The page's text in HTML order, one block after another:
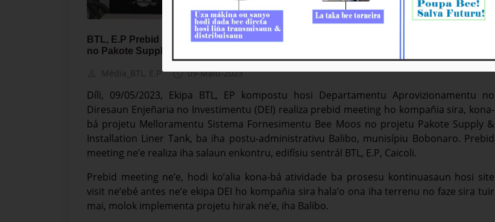
BTL, E.P Prebid Meeting kona-bá Projetu Melloramentu Sistema Fornesimentu Bee Moos
no Pakote Supply & Installation Liner Tank ba iha Balibo
Média_BTL, E.P 09-Maiu-2023
Díli, 09/05/2023, Ekipa BTL, EP kompostu hosi Departamentu Aprovizionamentu no
Diresaun Enjeñaria no Investimentu (DEI) realiza prebid meeting ho kompañia sira, kona-
bá projetu Melloramentu Sistema Fornesimentu Bee Moos no projetu Pakote Supply &
Installation Liner Tank, ba iha postu-administrativu Balibo, munisípiu Bobonaro. Prebid
meeting ne’e realiza iha salaun enkontru, edifísiu sentrál BTL, E.P, Caicoli.
Prebid meeting ne’e, hodi ko’alia kona-bá atividade ba prosesu kontinuasaun hosi site
visit ne’ebé antes ne’e ekipa DEI ho kompañia sira hala’o ona iha terrenu no faze sira tuir
mai, molok implementa projetu hirak ne’e, iha Balibo.